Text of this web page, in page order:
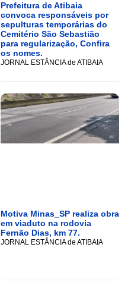
Prefeitura de Atibaia
convoca responsáveis por
sepulturas temporárias do
Cemitério São Sebastião
para regularização, Confira
os nomes.
JORNAL ESTÂNCIA de ATIBAIA
Motiva Minas_SP realiza obra
em viaduto na rodovia
Fernão Dias, km 77.
JORNAL ESTÂNCIA de ATIBAIA